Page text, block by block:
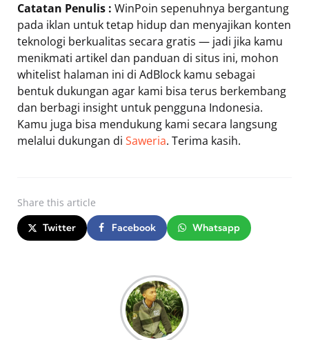
Catatan Penulis : WinPoin sepenuhnya bergantung
pada iklan untuk tetap hidup dan menyajikan konten
teknologi berkualitas secara gratis — jadi jika kamu
menikmati artikel dan panduan di situs ini, mohon
whitelist halaman ini di AdBlock kamu sebagai
bentuk dukungan agar kami bisa terus berkembang
dan berbagi insight untuk pengguna Indonesia.
Kamu juga bisa mendukung kami secara langsung
melalui dukungan di Saweria. Terima kasih.
Share this article
Twitter Facebook Whatsapp